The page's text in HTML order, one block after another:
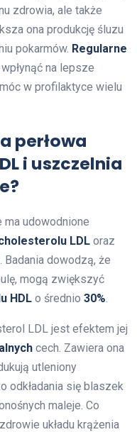
zdrowia, ale także
ona produkcję śluzu
pokarmów. Regularne
na lepsze
w profilaktyce wielu
perłowa
i uszczelnia
udowodnione
LDL oraz
Badania dowodzą, że
mogą zwiększyć
HDL o średnio 30%
LDL jest efektem jej
cech. Zawiera ona
utleniony
odkładania się blaszek
maleje. Co
układu krążenia